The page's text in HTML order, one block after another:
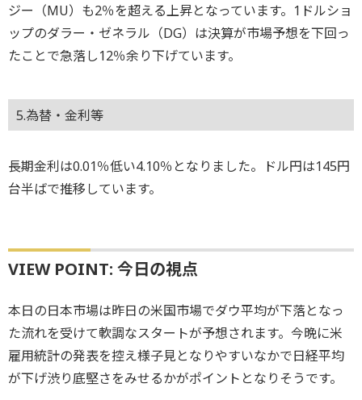
ジー（MU）も2％を超える上昇となっています。1ドルショ
ップのダラー・ゼネラル（DG）は決算が市場予想を下回っ
たことで急落し12％余り下げています。
5.為替・金利等
長期金利は0.01％低い4.10％となりました。ドル円は145円
台半ばで推移しています。
VIEW POINT: 今日の視点
本日の日本市場は昨日の米国市場でダウ平均が下落となっ
た流れを受けて軟調なスタートが予想されます。今晩に米
雇用統計の発表を控え様子見となりやすいなかで日経平均
が下げ渋り底堅さをみせるかがポイントとなりそうです。